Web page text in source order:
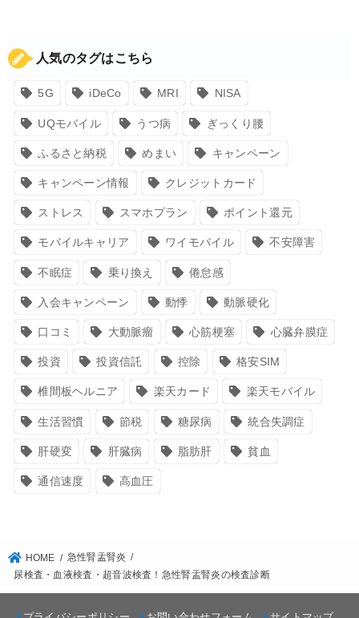
人気のタグはこちら
5G iDeCo MRI NISA
UQモバイル うつ病 ぎっくり腰
ふるさと納税 めまい キャンペーン
キャンペーン情報 クレジットカード
ストレス スマホプラン ポイント還元
モバイルキャリア ワイモバイル 不安障害
不眠症 乗り換え 倦怠感
入会キャンペーン 動悸 動脈硬化
口コミ 大動脈瘤 心筋梗塞 心臓弁膜症
投資 投資信託 控除 格安SIM
椎間板ヘルニア 楽天カード 楽天モバイル
生活習慣 節税 糖尿病 統合失調症
肝硬変 肝臓病 脂肪肝 貧血
通信速度 高血圧
HOME
急性腎盂腎炎
尿検査・血液検査・超音波検査！急性腎盂腎炎の検査診断